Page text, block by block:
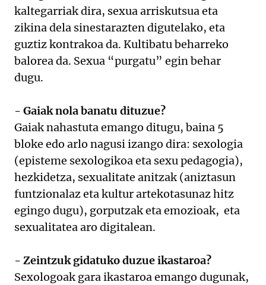
kaltegarriak dira, sexua arriskutsua eta
zikina dela sinestarazten digutelako, eta
guztiz kontrakoa da. Kultibatu beharreko
balorea da. Sexua “purgatu” egin behar
dugu.
- Gaiak nola banatu dituzue?
Gaiak nahastuta emango ditugu, baina 5
bloke edo arlo nagusi izango dira: sexologia
(episteme sexologikoa eta sexu pedagogia),
hezkidetza, sexualitate anitzak (aniztasun
funtzionalaz eta kultur artekotasunaz hitz
egingo dugu), gorputzak eta emozioak, eta
sexualitatea aro digitalean.
- Zeintzuk gidatuko duzue ikastaroa?
Sexologoak gara ikastaroa emango dugunak,